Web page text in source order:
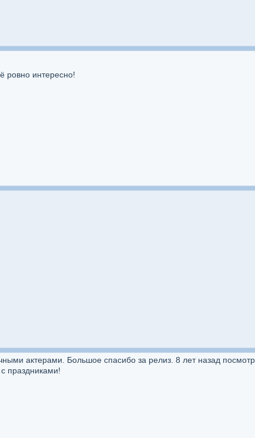
ровно интересно!
актерами. Большое спасибо за релиз. 8 лет назад
праздниками!